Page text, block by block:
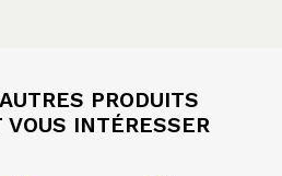
PRODUITS
VOUS INTÉRESSER